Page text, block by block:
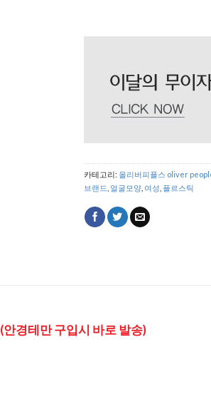
카테고리: 올리버피플스 oliver
브랜드 얼굴모양 여성 플르스틱
(안경테만 구입시 바로 발송)